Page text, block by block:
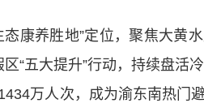
养胜地”定位，聚焦大黄
“五大提升”行动，持续盘活
万人次，成为渝东南热门